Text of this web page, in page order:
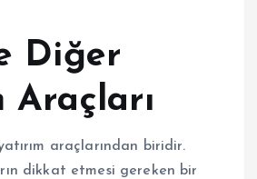
Diğer
Araçları
araçlarından biridir.
dikkat etmesi gereken bir